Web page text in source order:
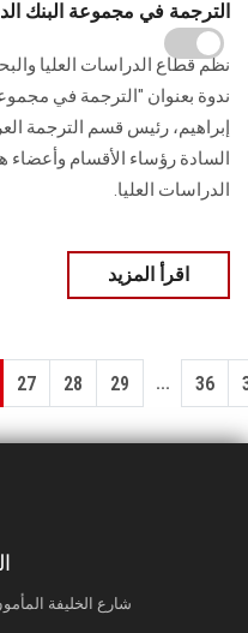
الترجمة في مجموعة البنك
نظم قطاع الدراسات العليا
ندوة بعنوان "الترجمة في
إبراهيم، رئيس قسم الترجمة
السادة رؤساء الأقسام وأعضاء
الدراسات العليا.
اقرأ المزيد
27 28 29 ... 36
شارع الخليفة